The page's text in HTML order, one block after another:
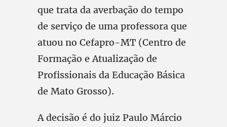
que trata da averbação do tempo
de serviço de uma professora que
atuou no Cefapro-MT (Centro de
Formação e Atualização de
Profissionais da Educação Básica
de Mato Grosso).
A decisão é do juiz Paulo Márcio